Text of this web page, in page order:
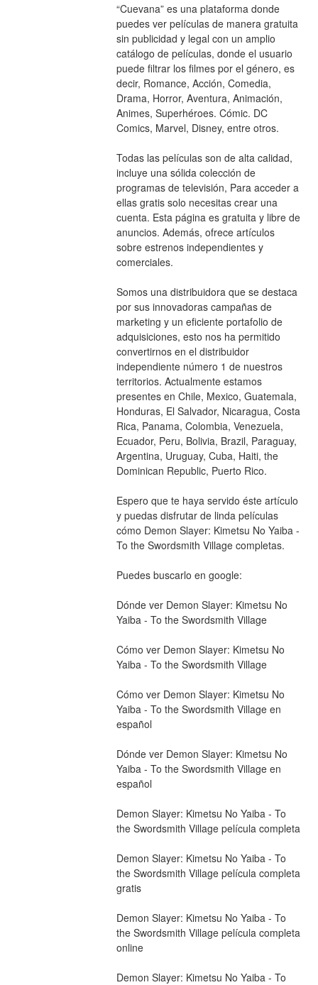
“Cuevana” es una plataforma donde
puedes ver películas de manera gratuita
sin publicidad y legal con un amplio
catálogo de películas, donde el usuario
puede filtrar los filmes por el género, es
decir, Romance, Acción, Comedia,
Drama, Horror, Aventura, Animación,
Animes, Superhéroes. Cómic. DC
Comics, Marvel, Disney, entre otros.
Todas las películas son de alta calidad,
incluye una sólida colección de
programas de televisión, Para acceder a
ellas gratis solo necesitas crear una
cuenta. Esta página es gratuita y libre de
anuncios. Además, ofrece artículos
sobre estrenos independientes y
comerciales.
Somos una distribuidora que se destaca
por sus innovadoras campañas de
marketing y un eficiente portafolio de
adquisiciones, esto nos ha permitido
convertirnos en el distribuidor
independiente número 1 de nuestros
territorios. Actualmente estamos
presentes en Chile, Mexico, Guatemala,
Honduras, El Salvador, Nicaragua, Costa
Rica, Panama, Colombia, Venezuela,
Ecuador, Peru, Bolivia, Brazil, Paraguay,
Argentina, Uruguay, Cuba, Haiti, the
Dominican Republic, Puerto Rico.
Espero que te haya servido éste artículo
y puedas disfrutar de linda películas
cómo Demon Slayer: Kimetsu No Yaiba -
To the Swordsmith Village completas.
Puedes buscarlo en google:
Dónde ver Demon Slayer: Kimetsu No
Yaiba - To the Swordsmith Village
Cómo ver Demon Slayer: Kimetsu No
Yaiba - To the Swordsmith Village
Cómo ver Demon Slayer: Kimetsu No
Yaiba - To the Swordsmith Village en
español
Dónde ver Demon Slayer: Kimetsu No
Yaiba - To the Swordsmith Village en
español
Demon Slayer: Kimetsu No Yaiba - To
the Swordsmith Village película completa
Demon Slayer: Kimetsu No Yaiba - To
the Swordsmith Village película completa
gratis
Demon Slayer: Kimetsu No Yaiba - To
the Swordsmith Village película completa
online
Demon Slayer: Kimetsu No Yaiba - To